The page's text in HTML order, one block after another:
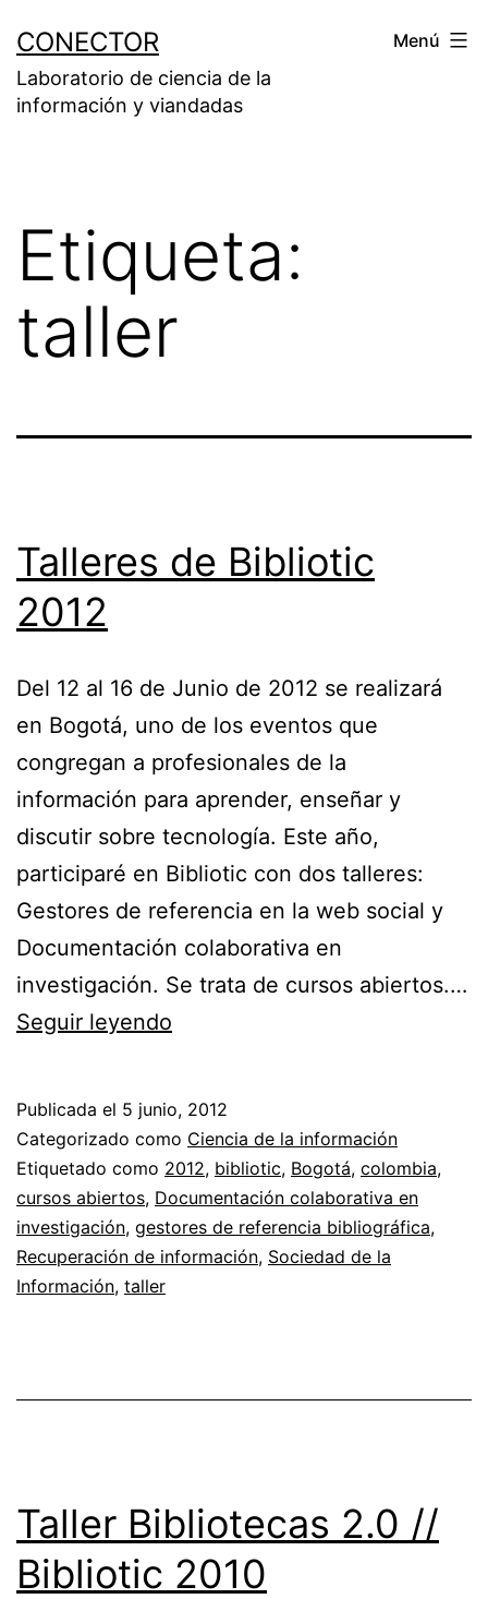
contenido
CONECTOR
Laboratorio de ciencia de la
información y viandadas
Menú
Etiqueta:
taller
Talleres de Bibliotic
2012
Del 12 al 16 de Junio de 2012 se realizará
en Bogotá, uno de los eventos que
congregan a profesionales de la
información para aprender, enseñar y
discutir sobre tecnología. Este año,
participaré en Bibliotic con dos talleres:
Gestores de referencia en la web social y
Documentación colaborativa en
investigación. Se trata de cursos abiertos.…
Seguir leyendo
2012
Publicada el 5 junio, 2012
Categorizado como Ciencia de la información
Etiquetado como 2012, bibliotic, Bogotá, colombia,
cursos abiertos, Documentación colaborativa en
investigación, gestores de referencia bibliográfica,
Recuperación de información, Sociedad de la
Información, taller
Taller Bibliotecas 2.0 //
Bibliotic 2010